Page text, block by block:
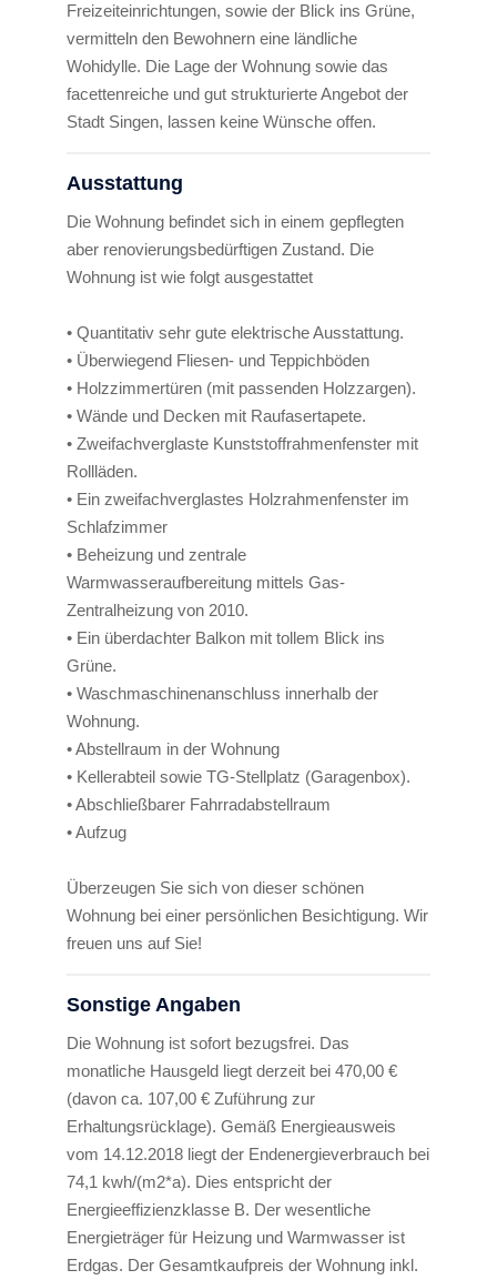
Freizeiteinrichtungen, sowie der Blick ins Grüne,
vermitteln den Bewohnern eine ländliche
Wohidylle. Die Lage der Wohnung sowie das
facettenreiche und gut strukturierte Angebot der
Stadt Singen, lassen keine Wünsche offen.
Ausstattung
Die Wohnung befindet sich in einem gepflegten
aber renovierungsbedürftigen Zustand. Die
Wohnung ist wie folgt ausgestattet
• Quantitativ sehr gute elektrische Ausstattung.
• Überwiegend Fliesen- und Teppichböden
• Holzzimmertüren (mit passenden Holzzargen).
• Wände und Decken mit Raufasertapete.
• Zweifachverglaste Kunststoffrahmenfenster mit
Rollläden.
• Ein zweifachverglastes Holzrahmenfenster im
Schlafzimmer
• Beheizung und zentrale
Warmwasseraufbereitung mittels Gas-
Zentralheizung von 2010.
• Ein überdachter Balkon mit tollem Blick ins
Grüne.
• Waschmaschinenanschluss innerhalb der
Wohnung.
• Abstellraum in der Wohnung
• Kellerabteil sowie TG-Stellplatz (Garagenbox).
• Abschließbarer Fahrradabstellraum
• Aufzug
Überzeugen Sie sich von dieser schönen
Wohnung bei einer persönlichen Besichtigung. Wir
freuen uns auf Sie!
Sonstige Angaben
Die Wohnung ist sofort bezugsfrei. Das
monatliche Hausgeld liegt derzeit bei 470,00 €
(davon ca. 107,00 € Zuführung zur
Erhaltungsrücklage). Gemäß Energieausweis
vom 14.12.2018 liegt der Endenergieverbrauch bei
74,1 kwh/(m2*a). Dies entspricht der
Energieeffizienzklasse B. Der wesentliche
Energieträger für Heizung und Warmwasser ist
Erdgas. Der Gesamtkaufpreis der Wohnung inkl.